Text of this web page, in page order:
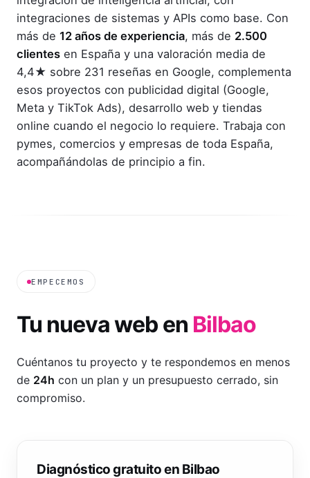
integraciones de sistemas y APIs como base. Con
más de 12 años de experiencia, más de 2.500
clientes en España y una valoración media de
4,4★ sobre 231 reseñas en Google, complementa
esos proyectos con publicidad digital (Google,
Meta y TikTok Ads), desarrollo web y tiendas
online cuando el negocio lo requiere. Trabaja con
pymes, comercios y empresas de toda España,
acompañándolas de principio a fin.
EMPECEMOS
Tu nueva web en Bilbao
Cuéntanos tu proyecto y te respondemos en menos
de 24h con un plan y un presupuesto cerrado, sin
compromiso.
Diagnóstico gratuito en Bilbao